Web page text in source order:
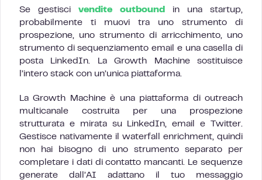
Se gestisci vendite outbound
in una startup,
probabilmente ti muovi tra uno strumento di
prospezione, uno strumento di arricchimento, uno
strumento di sequenziamento email e una casella di
posta LinkedIn. La Growth Machine sostituisce
l’intero stack con un’unica piattaforma.
La Growth Machine è una piattaforma di outreach
multicanale costruita per una prospezione
strutturata e mirata su LinkedIn, email e Twitter.
Gestisce nativamente il waterfall enrichment, quindi
non hai bisogno di uno strumento separato per
completare i dati di contatto mancanti. Le sequenze
generate dall’AI adattano il tuo messaggio